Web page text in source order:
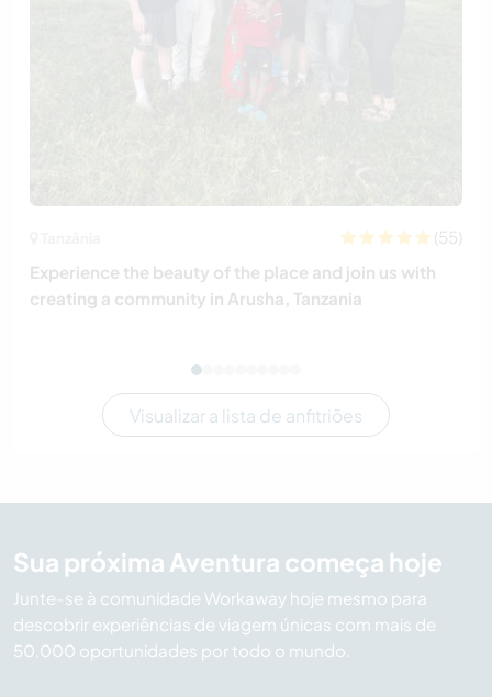
(55)
Experience the beauty of the place and join us with
creating a community in Arusha, Tanzania
Visualizar a lista de anfitriões
Sua próxima Aventura começa hoje
Junte-se à comunidade Workaway hoje mesmo para
descobrir experiências de viagem únicas com mais de
50.000 oportunidades por todo o mundo.